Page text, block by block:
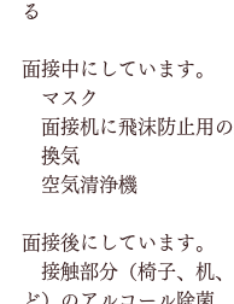
る
面接中にしています。
マスク
面接机に飛沫防止用
換気
空気清浄機
面接後にしています。
接触部分（椅子、机